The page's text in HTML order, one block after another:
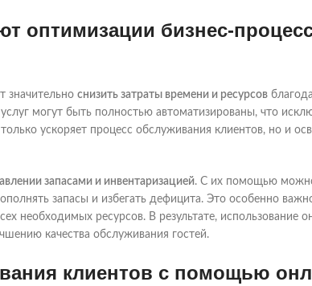
оптимизации бизнес-
значительно снизить затраты времени и ресурсов
могут быть полностью автоматизированы, что
ускоряет процесс обслуживания клиентов, но и
запасами и инвентаризацией. С их помощью
запасы и избегать дефицита. Это особенно
необходимых ресурсов. В результате, использование
качества обслуживания гостей.
клиентов с помощью